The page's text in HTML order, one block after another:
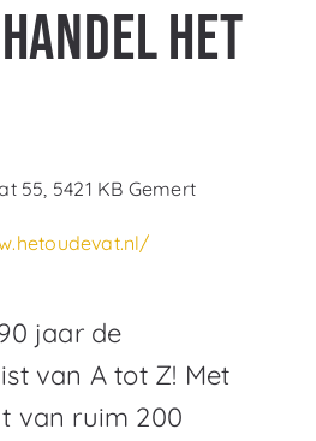
Het
55, 5421 KB Gemert
jaar de
van A tot Z! Met
van ruim 200